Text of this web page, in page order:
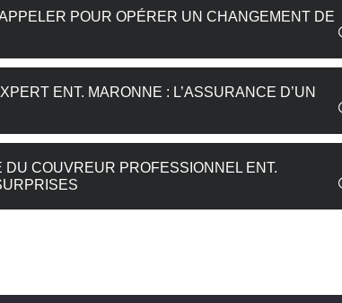
POUR OPÉRER UN CHANGEMENT DE
ENT. MARONNE : L’ASSURANCE D’UN
DU COUVREUR PROFESSIONNEL ENT.